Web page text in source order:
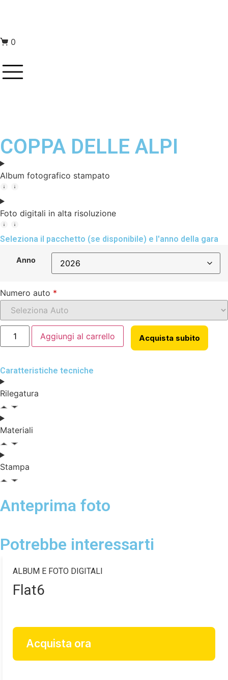
0
COPPA DELLE ALPI
Album fotografico stampato
Foto digitali in alta risoluzione
Seleziona il pacchetto (se disponibile) e l'anno della gara
Anno
Numero auto *
Aggiungi al carrello Acquista subito
Caratteristiche tecniche
Rilegatura
Materiali
Stampa
Anteprima foto
Potrebbe interessarti
ALBUM E FOTO DIGITALI
Flat6
Acquista ora